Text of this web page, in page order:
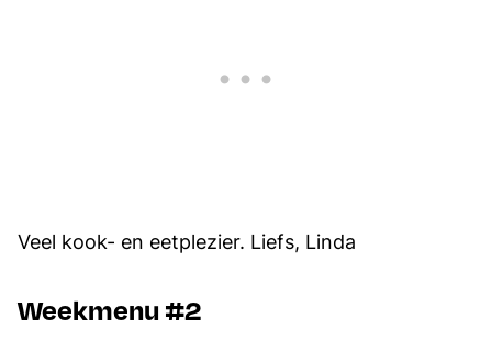
Veel kook- en eetplezier. Liefs, Linda
Weekmenu #2